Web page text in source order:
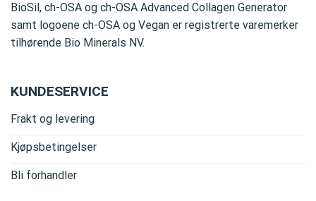
BioSil, ch-OSA og ch-OSA Advanced Collagen Generator
samt logoene ch-OSA og Vegan er registrerte varemerker
tilhørende Bio Minerals NV.
KUNDESERVICE
Frakt og levering
Kjøpsbetingelser
Bli forhandler